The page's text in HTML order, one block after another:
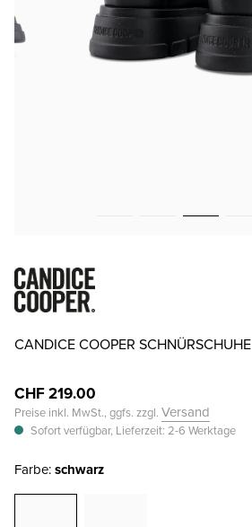
CANDICE COOPER SCHNÜRSCHUHE
CHF 219.00
Preise inkl. MwSt., ggfs. zzgl. Versand
Sofort verfügbar, Lieferzeit: 2-6 Werktage
Farbe:schwarz